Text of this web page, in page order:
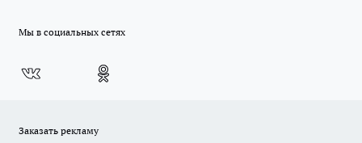
Мы в социальных сетях
Заказать рекламу